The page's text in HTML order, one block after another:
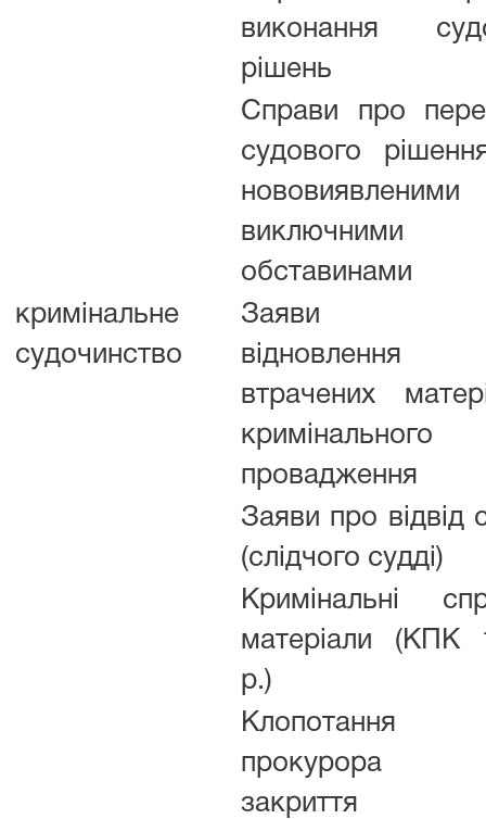
кримінальне
судочинство
виконання
рішень
Справи про
судового
виключними
обставинами
Заяви
відновлення
втрачених
кримінального
провадження
Заяви про відвід
(слідчого судді)
Кримінальні
матеріали (КПК
р.)
Клопотання
прокурора
закриття